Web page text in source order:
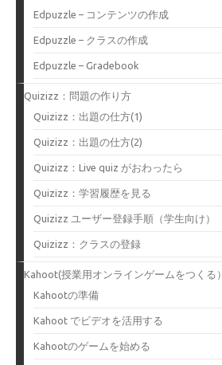
Edpuzzle – コンテンツの作成
Edpuzzle – クラスの作成
Edpuzzle – Gradebook
Quizizz：問題の作り方
Quizizz：出題の仕方(1)
Quizizz：出題の仕方(2)
Quizizz：Live quiz がおわったら
Quizizz：学習履歴を見る
Quizizz ユーザー登録手順（学生向け）
Quizizz：クラスの登録
Kahoot(授業用オンラインゲームをつくる）
Kahootの準備
Kahoot でビデオを活用する
Kahootのゲームを始める